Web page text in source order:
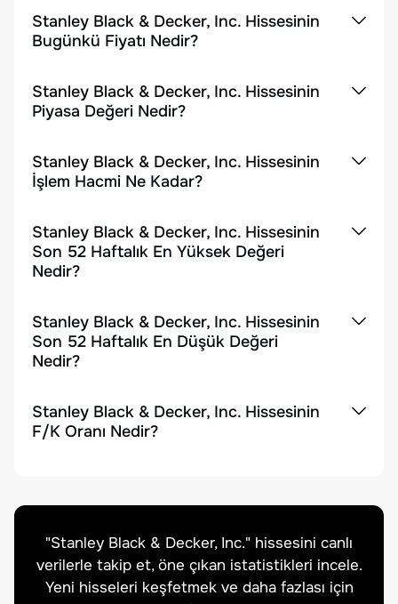
Stanley Black & Decker, Inc. Hissesinin
Bugünkü Fiyatı Nedir?
Stanley Black & Decker, Inc. Hissesinin
Piyasa Değeri Nedir?
Stanley Black & Decker, Inc. Hissesinin
İşlem Hacmi Ne Kadar?
Stanley Black & Decker, Inc. Hissesinin
Son 52 Haftalık En Yüksek Değeri
Nedir?
Stanley Black & Decker, Inc. Hissesinin
Son 52 Haftalık En Düşük Değeri
Nedir?
Stanley Black & Decker, Inc. Hissesinin
F/K Oranı Nedir?
"Stanley Black & Decker, Inc." hissesini canlı
verilerle takip et, öne çıkan istatistikleri incele.
Yeni hisseleri keşfetmek ve daha fazlası için